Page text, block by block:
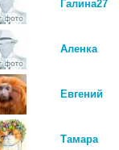
Галина27
Аленка
Евгений
Тамара